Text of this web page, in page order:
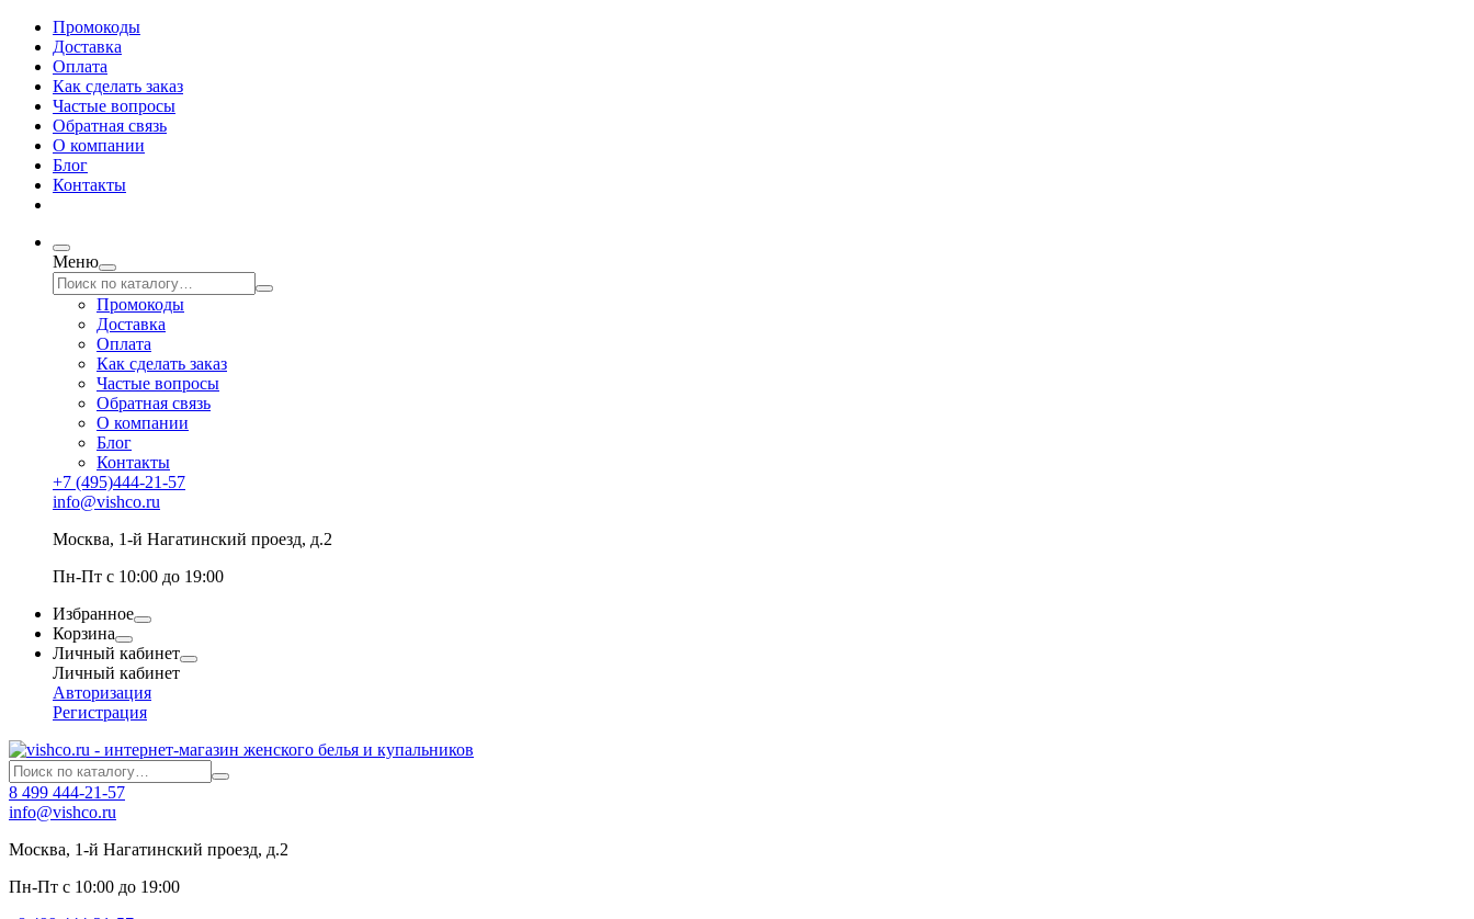
Промокоды
Доставка
Оплата
Как сделать заказ
Частые вопросы
Обратная связь
О компании
Блог
Контакты
Меню
Промокоды
Доставка
Оплата
Как сделать заказ
Частые вопросы
Обратная связь
О компании
Блог
Контакты
+7 (495)444-21-57
info@vishco.ru
Москва, 1-й Нагатинский проезд, д.2
Пн-Пт с 10:00 до 19:00
Избранное
Корзина
Личный кабинет
Личный кабинет
Авторизация
Регистрация
8 499 444-21-57
info@vishco.ru
Москва, 1-й Нагатинский проезд, д.2
Пн-Пт с 10:00 до 19:00